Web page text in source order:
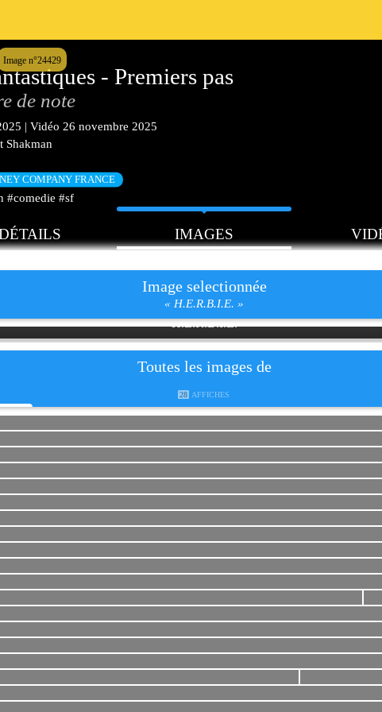
Image n°24429
- Premiers pas
de note
| Vidéo 26 novembre 2025
Shakman
COMPANY FRANCE
#comedie #sf
IMAGES
Image selectionnée
« H.E.R.B.I.E. »
H.E.R.B.I.E.
Toutes les images de
28 AFFICHES